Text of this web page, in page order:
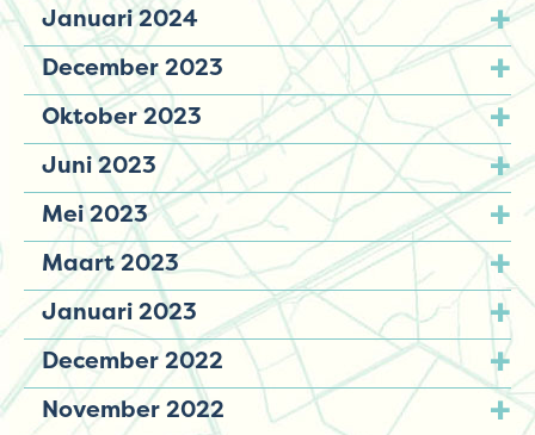
Januari 2024
December 2023
Oktober 2023
Juni 2023
Mei 2023
Maart 2023
Januari 2023
December 2022
November 2022